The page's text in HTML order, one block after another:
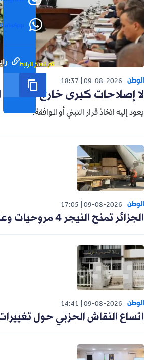
تم نسخ الرابط
الوطن 09-08-2026
18:37
لا إصلاحات كبرى خارج مجلس
يعود إليه اتخاذ قرار التبني أو الموافقة.
الوطن 09-08-2026
17:05
الجزائر تمنح النيجر 4 مروحيات وعتاداً عسكرياً
الوطن 09-08-2026
14:41
اتساع النقاش الحزبي حول تغييرات